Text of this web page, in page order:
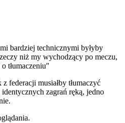
bardziej technicznymi byłyby
niż my wychodzący po meczu,
tłumaczeniu"
federacji musiałby tłumaczyć
zagrań ręką, jedno